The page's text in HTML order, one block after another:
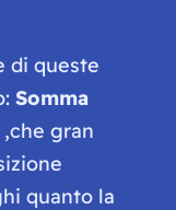
di queste
Somma
,che gran
quanto la